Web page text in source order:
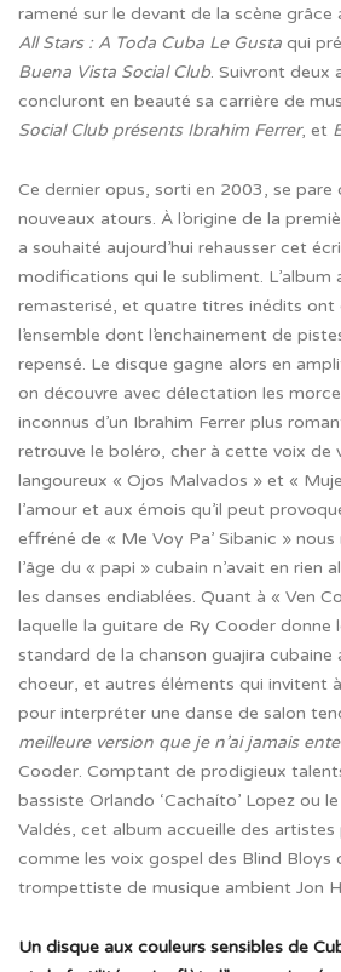
ramené sur le devant de la scène grâce
All Stars : A Toda Cuba Le Gusta qui
Buena Vista Social Club. Suivront deux
concluront en beauté sa carrière de
Social Club présents Ibrahim Ferrer, et
Ce dernier opus, sorti en 2003, se pare
nouveaux atours. À l’origine de la
a souhaité aujourd’hui rehausser cet
modifications qui le subliment. L’album
remasterisé, et quatre titres inédits ont
l’ensemble dont l’enchainement de
repensé. Le disque gagne alors en
on découvre avec délectation les
inconnus d’un Ibrahim Ferrer plus
retrouve le boléro, cher à cette voix de
langoureux « Ojos Malvados » et «
l’amour et aux émois qu’il peut
effréné de « Me Voy Pa’ Sibanic » nous
l’âge du « papi » cubain n’avait en rien
les danses endiablées. Quant à « Ven
laquelle la guitare de Ry Cooder donne
standard de la chanson guajira cubaine
choeur, et autres éléments qui invitent
pour interpréter une danse de salon
meilleure version que je n’ai jamais
Cooder. Comptant de prodigieux
bassiste Orlando ‘Cachaíto’ Lopez ou
Valdés, cet album accueille des
comme les voix gospel des Blind Bloys
trompettiste de musique ambient Jon
Un disque aux couleurs sensibles de